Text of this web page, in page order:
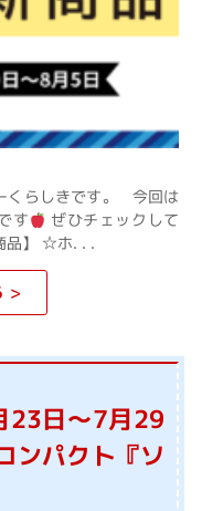
くらしきです。 今回は
す
ぜひチェックして
品】 ☆ホ. . .
>
23日～7月29
パクト『ソ